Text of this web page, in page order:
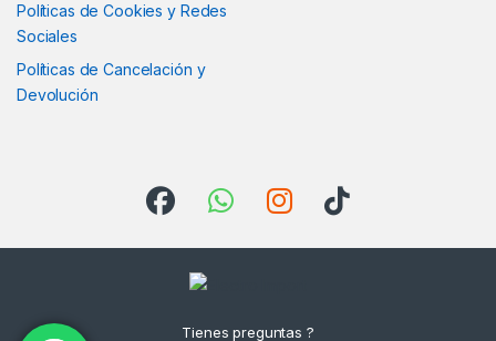
Políticas de Cookies y Redes
Sociales
Políticas de Cancelación y
Devolución
Tienes preguntas ?